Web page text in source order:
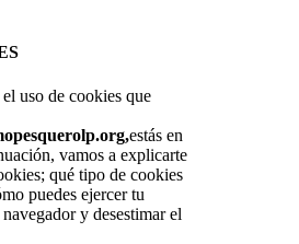
uso de cookies que
estás en
vamos a explicarte
qué tipo de cookies
puedes ejercer tu
y desestimar el